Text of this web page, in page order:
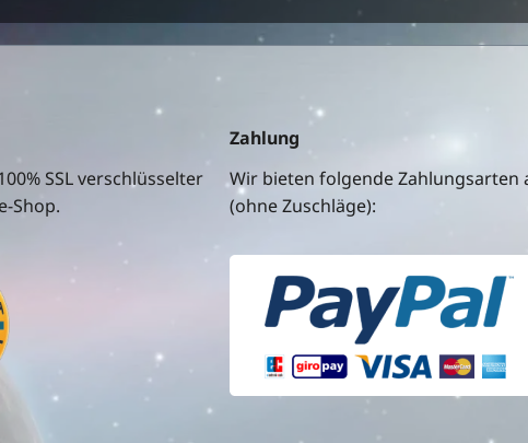
SSL verschlüsselter
Shop.
Zahlung
Wir bieten folgende Zahlungsarten
(ohne Zuschläge):